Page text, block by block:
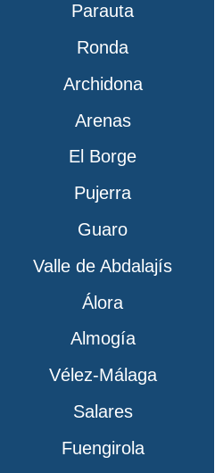
Parauta
Ronda
Archidona
Arenas
El Borge
Pujerra
Guaro
Valle de Abdalajís
Álora
Almogía
Vélez-Málaga
Salares
Fuengirola